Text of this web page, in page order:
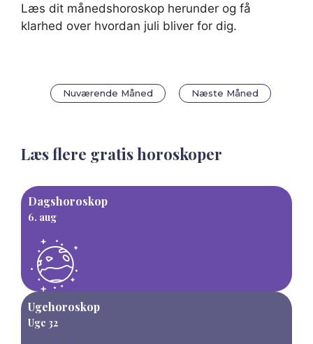
Læs dit månedshoroskop herunder og få
klarhed over hvordan juli bliver for dig.
Nuværende Måned Næste Måned
Læs flere gratis horoskoper
Dagshoroskop
6. aug
Ugehoroskop
Uge 32